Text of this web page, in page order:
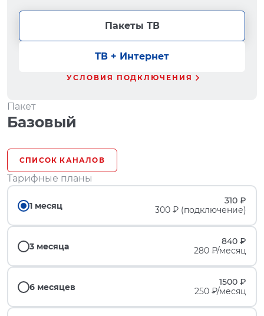
Пакеты ТВ
ТВ + Интернет
УСЛОВИЯ ПОДКЛЮЧЕНИЯ
Пакет
Базовый
СПИСОК КАНАЛОВ
Тарифные планы
1 месяц
310 ₽
300 ₽ (подключение)
3 месяца
840 ₽
280 ₽/месяц
6 месяцев
1500 ₽
250 ₽/месяц